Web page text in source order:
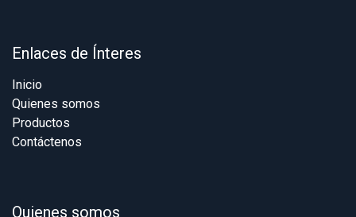
Enlaces de Ínteres
Inicio
Quienes somos
Productos
Contáctenos
Quienes somos